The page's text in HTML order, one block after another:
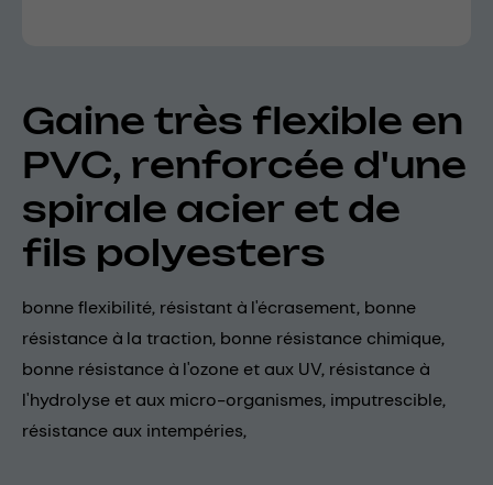
Gaine très flexible en
PVC, renforcée d'une
spirale acier et de
fils polyesters
bonne flexibilité, résistant à l'écrasement, bonne
résistance à la traction, bonne résistance chimique,
bonne résistance à l'ozone et aux UV, résistance à
l'hydrolyse et aux micro-organismes, imputrescible,
résistance aux intempéries,